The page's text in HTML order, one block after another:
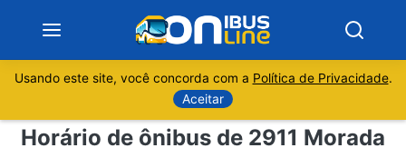
Sobre
Usando este site, você concorda com a Política de Privacidade.
Aceitar
Horário de ônibus de 2911 Morada